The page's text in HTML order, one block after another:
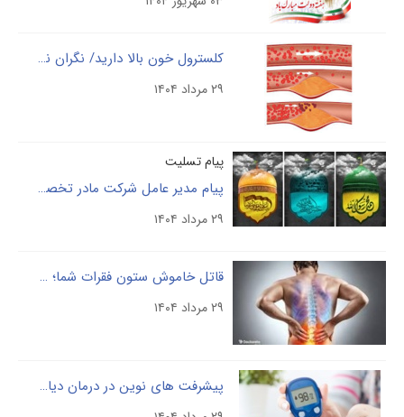
کلسترول خون بالا دارید/ نگران نباشید با این موارد کنترل کنید
پیام تسلیت
پیام مدیر عامل شرکت مادر تخصصی پالایش و پژوهش خون، دکتر فردین بلوچی، به مناسبت ایام عزاداری و سوگواری ۲۸ صفر
۲۹ مرداد ۱۴۰۴
قاتل خاموش ستون فقرات شما؛ علل و درمان درد را بشناسید
۲۹ مرداد ۱۴۰۴
پیشرفت ­های نوین در درمان دیابت نوع ۲ ، امیدی تازه برای بیماران